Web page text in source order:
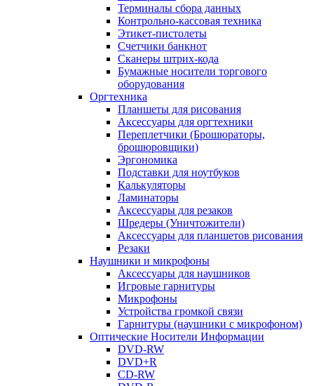
Терминалы сбора данных
Контрольно-кассовая техника
Этикет-пистолеты
Счетчики банкнот
Сканеры штрих-кода
Бумажные носители торгового
оборудования
Оргтехника
Планшеты для рисования
Аксессуары для оргтехники
Переплетчики (Брошюраторы,
брошюровщики)
Эргономика
Подставки для ноутбуков
Калькуляторы
Ламинаторы
Аксессуары для резаков
Шредеры (Уничтожители)
Аксессуары для планшетов рисования
Резаки
Наушники и микрофоны
Аксессуары для наушников
Игровые гарнитуры
Микрофоны
Устройства громкой связи
Гарнитуры (наушники с микрофоном)
Оптические Носители Информации
DVD-RW
DVD+R
CD-RW